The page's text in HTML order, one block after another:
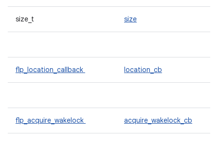
size_t size
flp_location_callback location_cb
flp_acquire_wakelock acquire_wakelock_cb